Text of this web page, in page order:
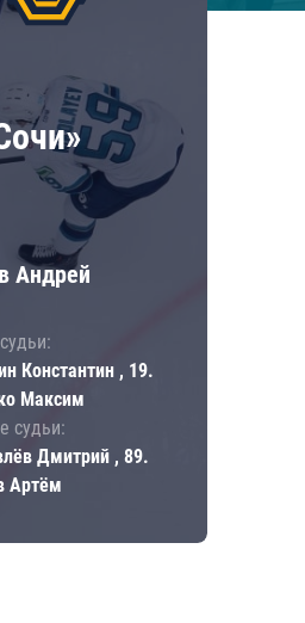
Андрей
Константин , 19.
Максим
судьи:
Дмитрий , 89.
Артём